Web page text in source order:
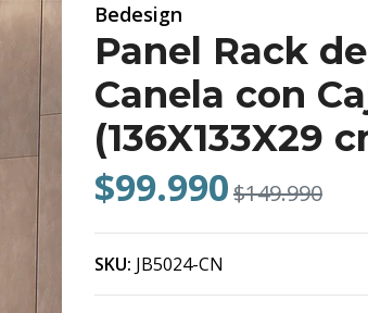
Bedesign
Panel Rack
Canela con
(136X133X29
$99.990$149.990
SKU: JB5024-CN